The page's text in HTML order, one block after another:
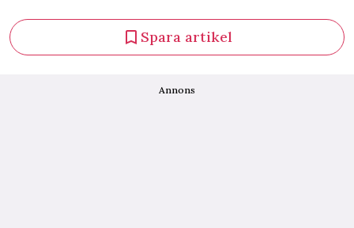
Spara artikel
Annons